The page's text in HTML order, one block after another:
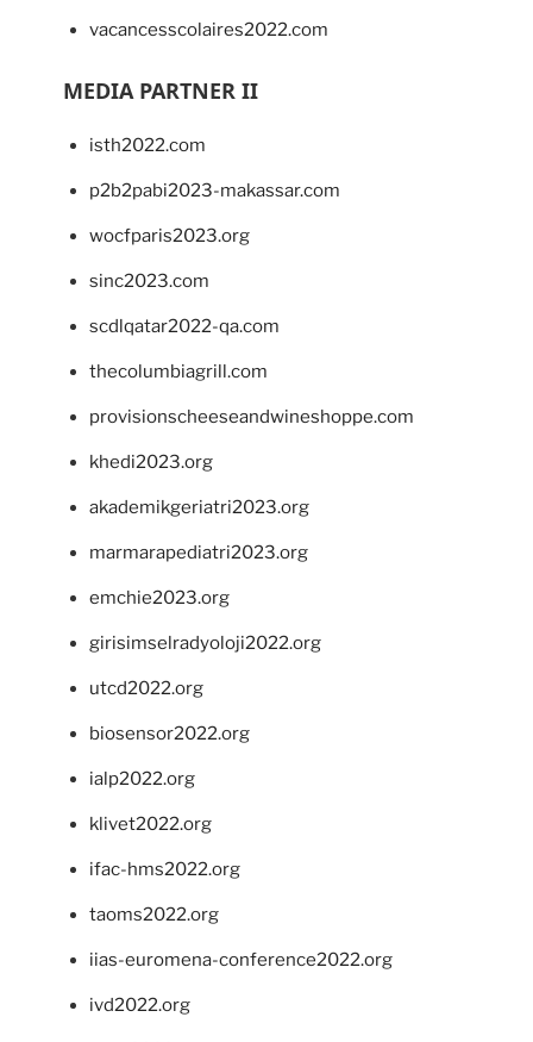
vacancesscolaires2022.com
MEDIA PARTNER II
isth2022.com
p2b2pabi2023-makassar.com
wocfparis2023.org
sinc2023.com
scdlqatar2022-qa.com
thecolumbiagrill.com
provisionscheeseandwineshoppe.com
khedi2023.org
akademikgeriatri2023.org
marmarapediatri2023.org
emchie2023.org
girisimselradyoloji2022.org
utcd2022.org
biosensor2022.org
ialp2022.org
klivet2022.org
ifac-hms2022.org
taoms2022.org
iias-euromena-conference2022.org
ivd2022.org